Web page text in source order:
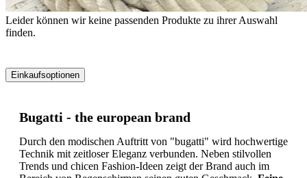
Einkaufsoptionen
Produktliste
springen
Leider können wir keine passenden Produkte zu ihrer Auswahl
finden.
Bugatti - the european brand
Durch den modischen Auftritt von "bugatti" wird hochwertige
Technik mit zeitloser Eleganz verbunden. Neben stilvollen
Trends und chicen Fashion-Ideen zeigt der Brand auch im